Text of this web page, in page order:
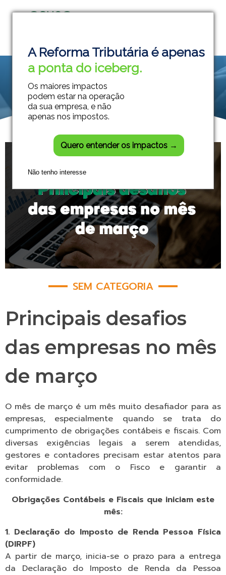
A Reforma Tributária é apenas
a ponta do iceberg.
Os maiores impactos
podem estar na operação
da sua empresa, e não
apenas nos impostos.
Quero entender os impactos →
Não tenho interesse
Grupo Módulos
Sistemas Contábeis e Empresariais
SEM CATEGORIA
Principais desafios
das empresas no mês
de março
O mês de março é um mês muito desafiador para as
empresas, especialmente quando se trata do
cumprimento de obrigações contábeis e fiscais. Com
diversas exigências legais a serem atendidas,
gestores e contadores precisam estar atentos para
evitar problemas com o Fisco e garantir a
conformidade.
Obrigações Contábeis e Fiscais que iniciam este
mês:
1. Declaração do Imposto de Renda Pessoa Física
(DIRPF)
A partir de março, inicia-se o prazo para a entrega
da Declaração do Imposto de Renda da Pessoa